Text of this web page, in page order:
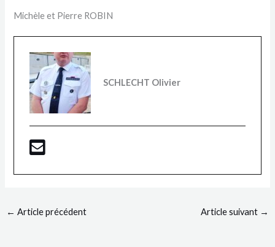
Michèle et Pierre ROBIN
SCHLECHT Olivier
← Article précédent Article suivant →